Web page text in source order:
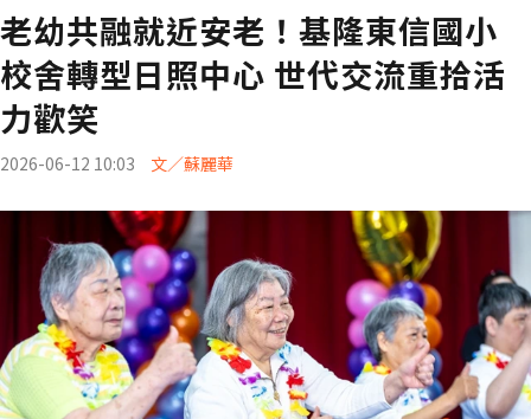
老幼共融就近安老！基隆東信國小
校舍轉型日照中心 世代交流重拾活
力歡笑
2026-06-12 10:03 文／蘇麗華